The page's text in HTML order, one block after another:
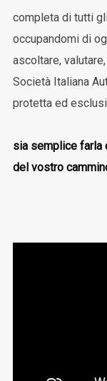
completa di tutti
occupandomi di
ascoltare,
Società Italiana
protetta ed
sia semplice farla
del vostro